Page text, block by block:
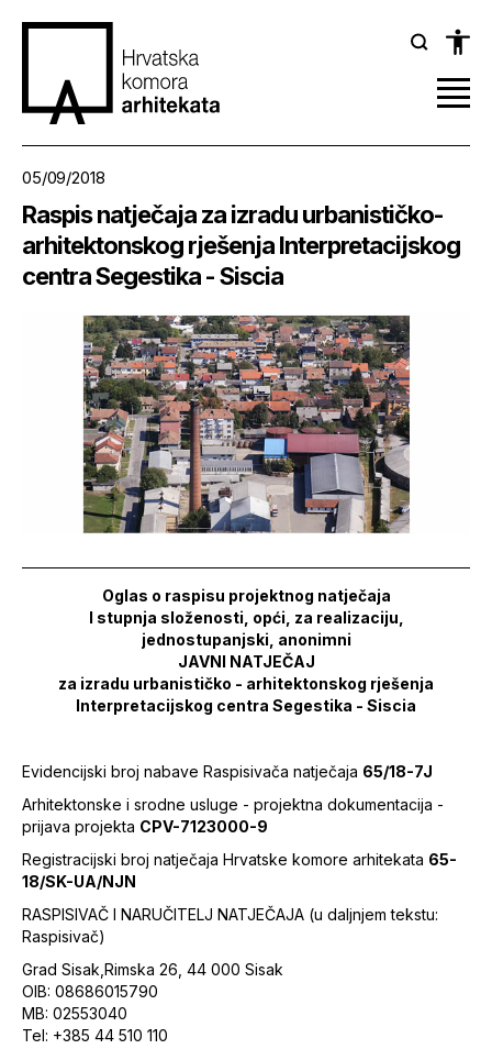
05/09/2018
Raspis natječaja za izradu urbanističko-
arhitektonskog rješenja Interpretacijskog
centra Segestika - Siscia
Oglas o raspisu projektnog natječaja
I stupnja složenosti, opći, za realizaciju,
jednostupanjski, anonimni
JAVNI NATJEČAJ
za izradu urbanističko - arhitektonskog rješenja
Interpretacijskog centra Segestika - Siscia
Evidencijski broj nabave Raspisivača natječaja 65/18-7J
Arhitektonske i srodne usluge - projektna dokumentacija -
prijava projekta CPV-7123000-9
Registracijski broj natječaja Hrvatske komore arhitekata 65-
18/SK-UA/NJN
RASPISIVAČ I NARUČITELJ NATJEČAJA (u daljnjem tekstu:
Raspisivač)
Grad Sisak,Rimska 26, 44 000 Sisak
OIB: 08686015790
MB: 02553040
Tel: +385 44 510 110